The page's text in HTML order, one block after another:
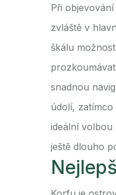
Při
zvláště v
škálu
snadnou
údolí,
ideální
ještě dlouho